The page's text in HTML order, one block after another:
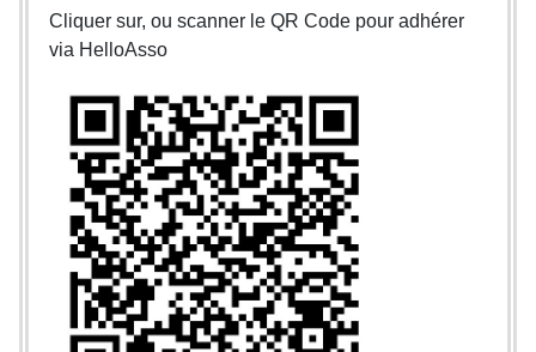
Cliquer sur, ou scanner le QR Code pour adhérer
via HelloAsso